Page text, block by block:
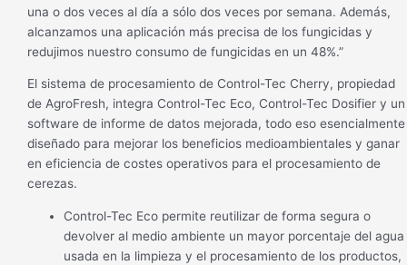
una o dos veces al día a sólo dos veces por semana. Además,
alcanzamos una aplicación más precisa de los fungicidas y
redujimos nuestro consumo de fungicidas en un 48%.”
El sistema de procesamiento de Control-Tec Cherry, propiedad
de AgroFresh, integra Control-Tec Eco, Control-Tec Dosifier y un
software de informe de datos mejorada, todo eso esencialmente
diseñado para mejorar los beneficios medioambientales y ganar
en eficiencia de costes operativos para el procesamiento de
cerezas.
Control-Tec Eco permite reutilizar de forma segura o
devolver al medio ambiente un mayor porcentaje del agua
usada en la limpieza y el procesamiento de los productos,